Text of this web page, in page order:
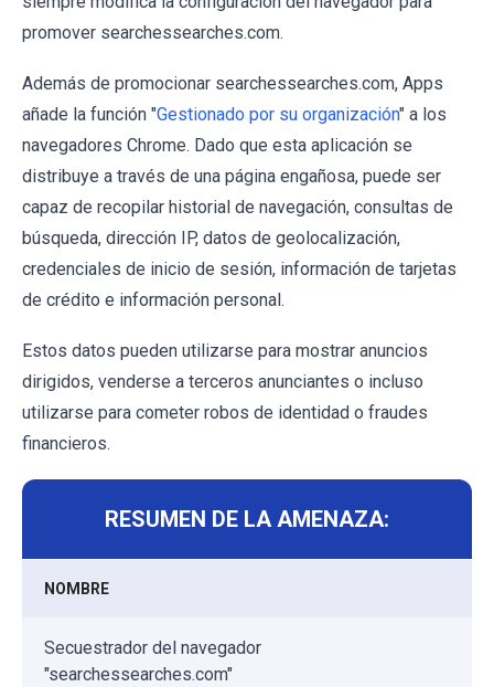
promover searchessearches.com.
Además de promocionar searchessearches.com, Apps
añade la función "Gestionado por su organización" a los
navegadores Chrome. Dado que esta aplicación se
distribuye a través de una página engañosa, puede ser
capaz de recopilar historial de navegación, consultas de
búsqueda, dirección IP, datos de geolocalización,
credenciales de inicio de sesión, información de tarjetas
de crédito e información personal.
Estos datos pueden utilizarse para mostrar anuncios
dirigidos, venderse a terceros anunciantes o incluso
utilizarse para cometer robos de identidad o fraudes
financieros.
RESUMEN DE LA AMENAZA:
NOMBRE
Secuestrador del navegador
"searchessearches.com"